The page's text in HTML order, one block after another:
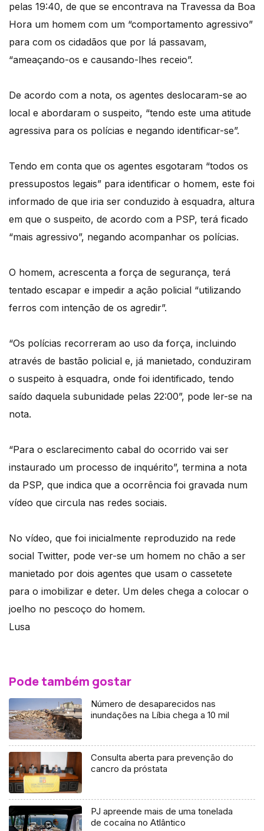
pelas 19:40, de que se encontrava na Travessa da Boa
Hora um homem com um “comportamento agressivo”
para com os cidadãos que por lá passavam,
“ameaçando-os e causando-lhes receio”.
De acordo com a nota, os agentes deslocaram-se ao
local e abordaram o suspeito, “tendo este uma atitude
agressiva para os polícias e negando identificar-se”.
Tendo em conta que os agentes esgotaram “todos os
pressupostos legais” para identificar o homem, este foi
informado de que iria ser conduzido à esquadra, altura
em que o suspeito, de acordo com a PSP, terá ficado
“mais agressivo”, negando acompanhar os polícias.
O homem, acrescenta a força de segurança, terá
tentado escapar e impedir a ação policial “utilizando
ferros com intenção de os agredir”.
“Os polícias recorreram ao uso da força, incluindo
através de bastão policial e, já manietado, conduziram
o suspeito à esquadra, onde foi identificado, tendo
saído daquela subunidade pelas 22:00”, pode ler-se na
nota.
“Para o esclarecimento cabal do ocorrido vai ser
instaurado um processo de inquérito”, termina a nota
da PSP, que indica que a ocorrência foi gravada num
vídeo que circula nas redes sociais.
No vídeo, que foi inicialmente reproduzido na rede
social Twitter, pode ver-se um homem no chão a ser
manietado por dois agentes que usam o cassetete
para o imobilizar e deter. Um deles chega a colocar o
joelho no pescoço do homem.
Lusa
Pode também gostar
Número de desaparecidos nas
inundações na Líbia chega a 10 mil
Consulta aberta para prevenção do
cancro da próstata
PJ apreende mais de uma tonelada
de cocaína no Atlântico